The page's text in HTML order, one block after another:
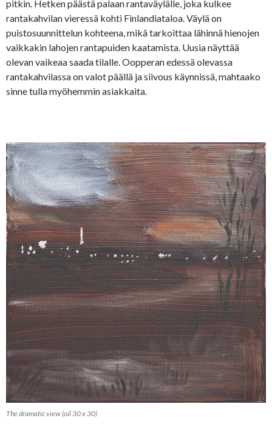
pitkin. Hetken päästä palaan rantaväylälle, joka kulkee
rantakahvilan vieressä kohti Finlandiataloa. Väylä on
puistosuunnittelun kohteena, mikä tarkoittaa lähinnä hienojen
vaikkakin lahojen rantapuiden kaatamista. Uusia näyttää
olevan vaikeaa saada tilalle. Oopperan edessä olevassa
rantakahvilassa on valot päällä ja siivous käynnissä, mahtaako
sinne tulla myöhemmin asiakkaita.
The dramatic view (oil 30 x 30)